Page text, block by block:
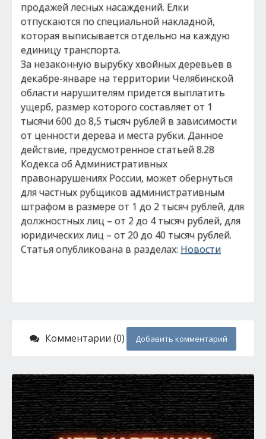
продажей лесных насаждений. Елки
отпускаются по специальной накладной,
которая выписывается отдельно на каждую
единицу транспорта.
За незаконную вырубку хвойных деревьев в
декабре-январе на территории Челябинской
области нарушителям придется выплатить
ущерб, размер которого составляет от 1
тысячи 600 до 8,5 тысяч рублей в зависимости
от ценности дерева и места рубки. Данное
действие, предусмотренное статьей 8.28
Кодекса об Административных
правонарушениях России, может обернуться
для частных рубщиков административным
штрафом в размере от 1 до 2 тысяч рублей, для
должностных лиц – от 2 до 4 тысяч рублей, для
юридических лиц – от 20 до 40 тысяч рублей.
Статья опубликована в разделах: Новости
Комментарии (0) Добавить комментарий